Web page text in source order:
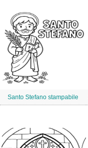
Santo Stefano stampabile